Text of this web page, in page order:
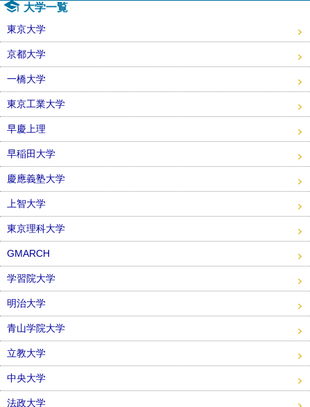
大学一覧
東京大学
京都大学
一橋大学
東京工業大学
早慶上理
早稲田大学
慶應義塾大学
上智大学
東京理科大学
GMARCH
学習院大学
明治大学
青山学院大学
立教大学
中央大学
法政大学